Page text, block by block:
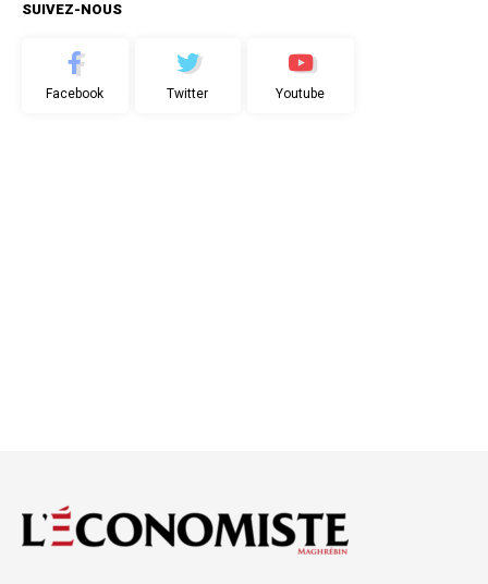
SUIVEZ-NOUS
Facebook Twitter Youtube